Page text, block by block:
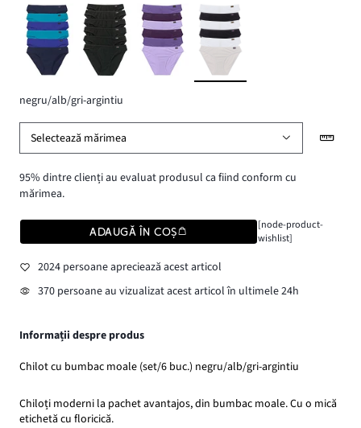
negru/alb/gri-argintiu
Selectează mărimea
95% dintre clienți au evaluat produsul ca fiind conform cu
mărimea.
ADAUGĂ ÎN COȘ
[node-product-
wishlist]
2024 persoane apreciează acest articol
370 persoane au vizualizat acest articol în ultimele 24h
Informații despre produs
Chilot cu bumbac moale (set/6 buc.) negru/alb/gri-argintiu
Chiloți moderni la pachet avantajos, din bumbac moale. Cu o mică
etichetă cu floricică.